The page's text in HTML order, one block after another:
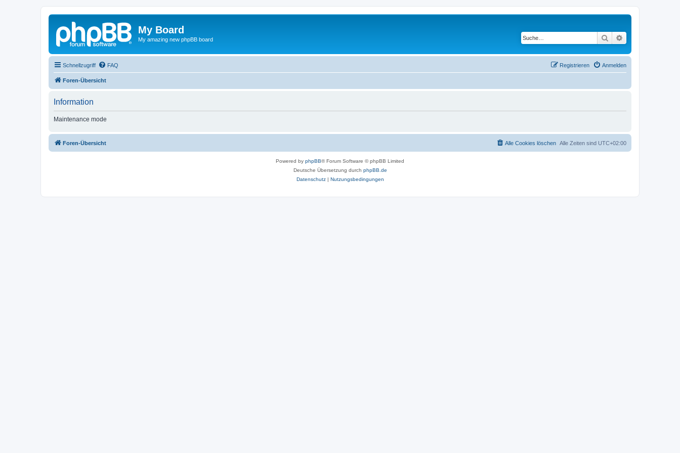
My Board
My amazing new phpBB board Suche
Schnellzugriff FAQ Anmelden
Registrieren
Foren-Übersicht
Information
Maintenance mode
Foren-Übersicht Alle Zeiten sind UTC+02:00
Alle Cookies löschen
Powered by phpBB® Forum Software © phpBB Limited
Deutsche Übersetzung durch phpBB.de
Datenschutz| Nutzungsbedingungen